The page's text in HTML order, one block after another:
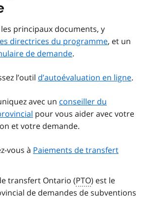
les principaux documents, y
directrices du programme, et un
de demande.
l’outil d’autoévaluation en ligne.
avec un conseiller du
pour vous aider avec votre
et votre demande.
vous à Paiements de transfert
transfert Ontario (PTO) est le
de demandes de subventions